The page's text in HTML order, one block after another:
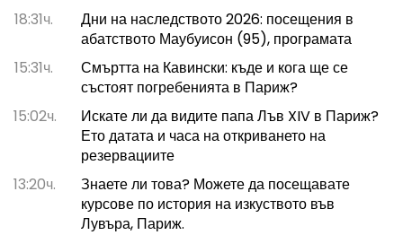
18:31ч.
Дни на наследството 2026: посещения в
абатството Маубуисон (95), програмата
15:31ч.
Смъртта на Кавински: къде и кога ще се
състоят погребенията в Париж?
15:02ч.
Искате ли да видите папа Лъв XIV в Париж?
Ето датата и часа на откриването на
резервациите
13:20ч.
Знаете ли това? Можете да посещавате
курсове по история на изкуството във
Лувъра, Париж.